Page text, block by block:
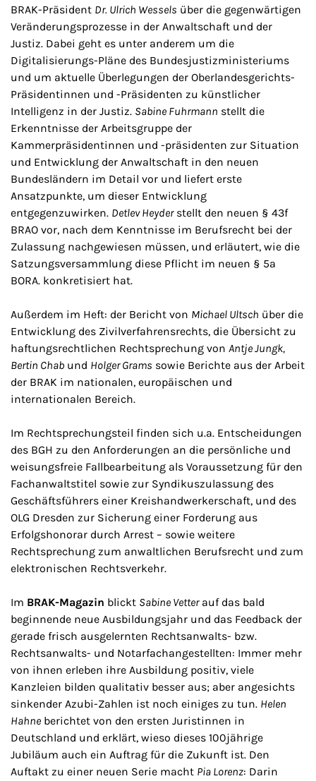
BRAK-Präsident Dr. Ulrich Wessels über die gegenwärtigen
Veränderungsprozesse in der Anwaltschaft und der
Justiz. Dabei geht es unter anderem um die
Digitalisierungs-Pläne des Bundesjustizministeriums
und um aktuelle Überlegungen der Oberlandesgerichts-
Präsidentinnen und -Präsidenten zu künstlicher
Intelligenz in der Justiz. Sabine Fuhrmann stellt die
Erkenntnisse der Arbeitsgruppe der
Kammerpräsidentinnen und -präsidenten zur Situation
und Entwicklung der Anwaltschaft in den neuen
Bundesländern im Detail vor und liefert erste
Ansatzpunkte, um dieser Entwicklung
entgegenzuwirken. Detlev Heyderstellt den neuen § 43f
BRAO vor, nach dem Kenntnisse im Berufsrecht bei der
Zulassung nachgewiesen müssen, und erläutert, wie die
Satzungsversammlung diese Pflicht im neuen § 5a
BORA. konkretisiert hat.
Außerdem im Heft: der Bericht von Michael Ultsch über die
Entwicklung des Zivilverfahrensrechts, die Übersicht zu
haftungsrechtlichen Rechtsprechung von Antje Jungk,
Bertin Chab und Holger Grams sowie Berichte aus der Arbeit
der BRAK im nationalen, europäischen und
internationalen Bereich.
Im Rechtsprechungsteil finden sich u.a. Entscheidungen
des BGH zu den Anforderungen an die persönliche und
weisungsfreie Fallbearbeitung als Voraussetzung für den
Fachanwaltstitel sowie zur Syndikuszulassung des
Geschäftsführers einer Kreishandwerkerschaft, und des
OLG Dresden zur Sicherung einer Forderung aus
Erfolgshonorar durch Arrest – sowie weitere
Rechtsprechung zum anwaltlichen Berufsrecht und zum
elektronischen Rechtsverkehr.
Im BRAK-Magazin blickt Sabine Vetterauf das bald
beginnende neue Ausbildungsjahr und das Feedback der
gerade frisch ausgelernten Rechtsanwalts- bzw.
Rechtsanwalts- und Notarfachangestellten: Immer mehr
von ihnen erleben ihre Ausbildung positiv, viele
Kanzleien bilden qualitativ besser aus; aber angesichts
sinkender Azubi-Zahlen ist noch einiges zu tun. Helen
Hahne berichtet von den ersten Juristinnen in
Deutschland und erklärt, wieso dieses 100jährige
Jubiläum auch ein Auftrag für die Zukunft ist. Den
Auftakt zu einer neuen Serie macht Pia Lorenz: Darin